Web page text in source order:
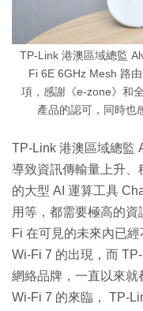
TP-Link 港澳區域總監
Fi 6E 6GHz Mesh 路
項，感謝《e-zone》和
產品的認可，同時也
TP-Link 港澳區域總監
導致資訊傳輸量上升
的大型 AI 運算工具
用等，都需要極高的
Fi 在可見的未來內已
Wi-Fi 7 的出現，而
網絡品牌，一直以來
Wi-Fi 7 的來臨， TP-